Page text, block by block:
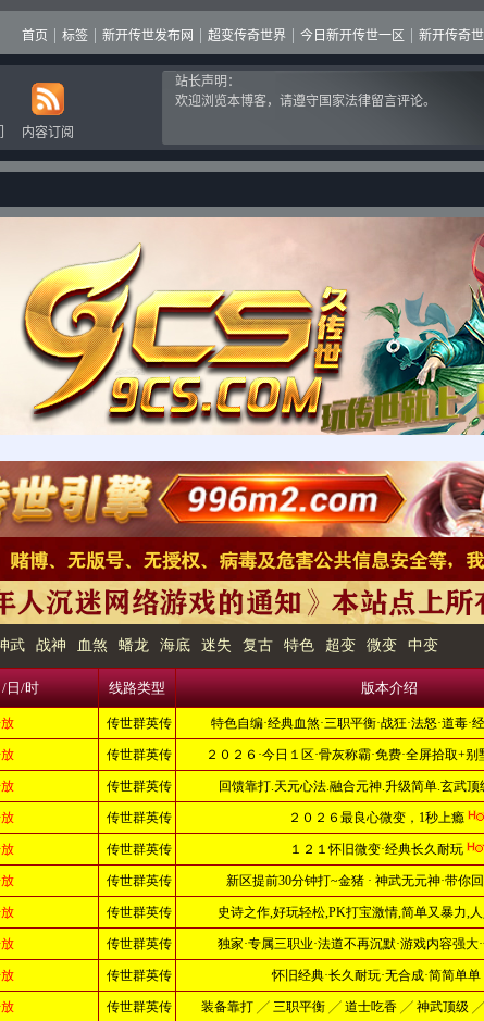
首页 标签 新开传世发布网 超变传奇世界 今日新开传世一区 新开传奇
内容订阅
站长声明：
欢迎浏览本博客，请遵守国家法律留言评论。